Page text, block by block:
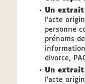
Un
l'acte
personne
prénoms
divorce,
Un
l'acte